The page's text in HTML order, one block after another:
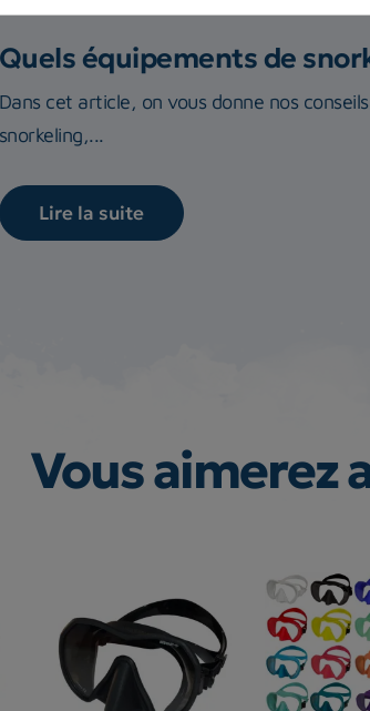
Quels équipements de
Dans cet article, on vous donne nos
snorkeling,...
Lire la suite
Vous aimerez